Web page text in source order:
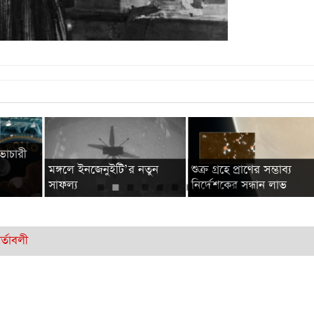
মঙ্গলে ইনজেনুইটি’র নতুন
সাফল্য
শুক্র গ্রহে প্রাণের সম্ভাব্য
নির্দেশকের সন্ধান লাভ